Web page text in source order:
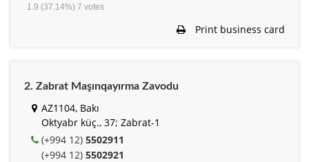
1.9 (37.14%) 7 votes
Print business card
2. Zabrat Maşınqayırma Zavodu
AZ1104, Bakı
Oktyabr küç., 37; Zabrat-1
(+994 12) 5502911
(+994 12) 5502921